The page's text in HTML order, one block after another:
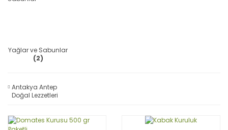
Yağlar ve Sabunlar
(2)
Antakya Antep
Doğal Lezzetleri